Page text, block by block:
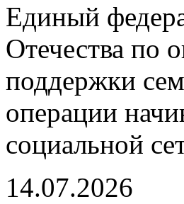
Единый
Отечества по
поддержки
операции
социальной
14.07.2026